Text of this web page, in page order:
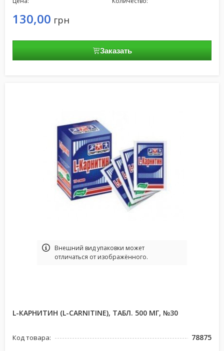
130,00 грн
Заказать
Bнешний вид упаковки может
отличаться от изображённого.
L-КАРНИТИН (L-CARNITINE), ТАБЛ. 500 МГ, №30
Код товара: 78875